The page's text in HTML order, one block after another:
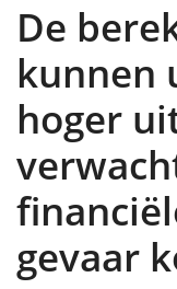
De
kunnen
hoger
gevaar